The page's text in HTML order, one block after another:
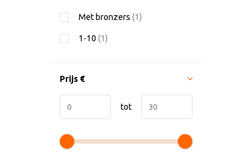
Met bronzers (1)
1-10 (1)
Prijs €
tot